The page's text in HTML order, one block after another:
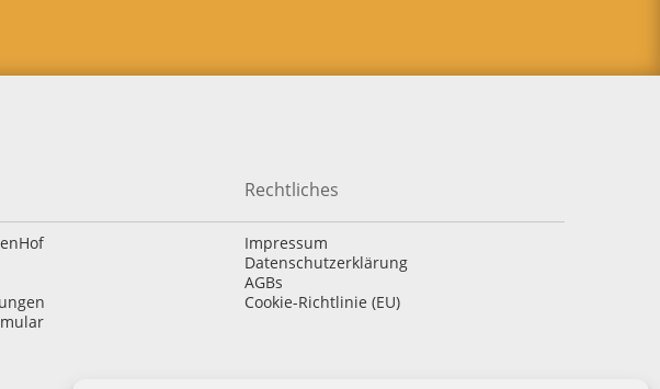
Rechtliches
Impressum
Datenschutzerklärung
AGBs
Cookie-Richtlinie (EU)